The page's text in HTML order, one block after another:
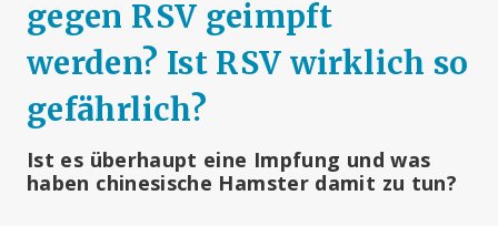
gegen RSV geimpft
werden? Ist RSV wirklich so
gefährlich?
Ist es überhaupt eine Impfung und was
haben chinesische Hamster damit zu tun?